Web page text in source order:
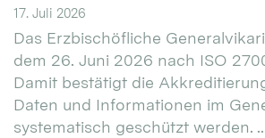
17. Juli 2026
Das Erzbischöfliche
dem 26. Juni 2026 nach ISO
Damit bestätigt die
Daten und Informationen im
systematisch geschützt werden.